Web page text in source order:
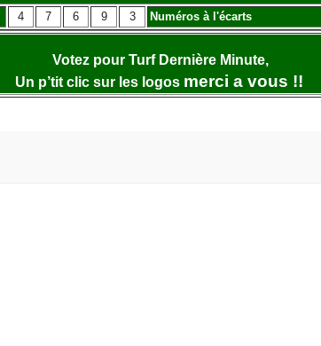
4 7 6 9 3 Numéros à l'écarts
Votez pour Turf Dernière Minute,
Un p’tit clic sur les logos merci a vous !!